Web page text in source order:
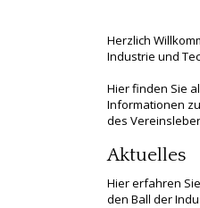
Herzlich
Industrie und
Hier finden Sie
Informationen
des
Aktuelles
Hier erfahren
den Ball der